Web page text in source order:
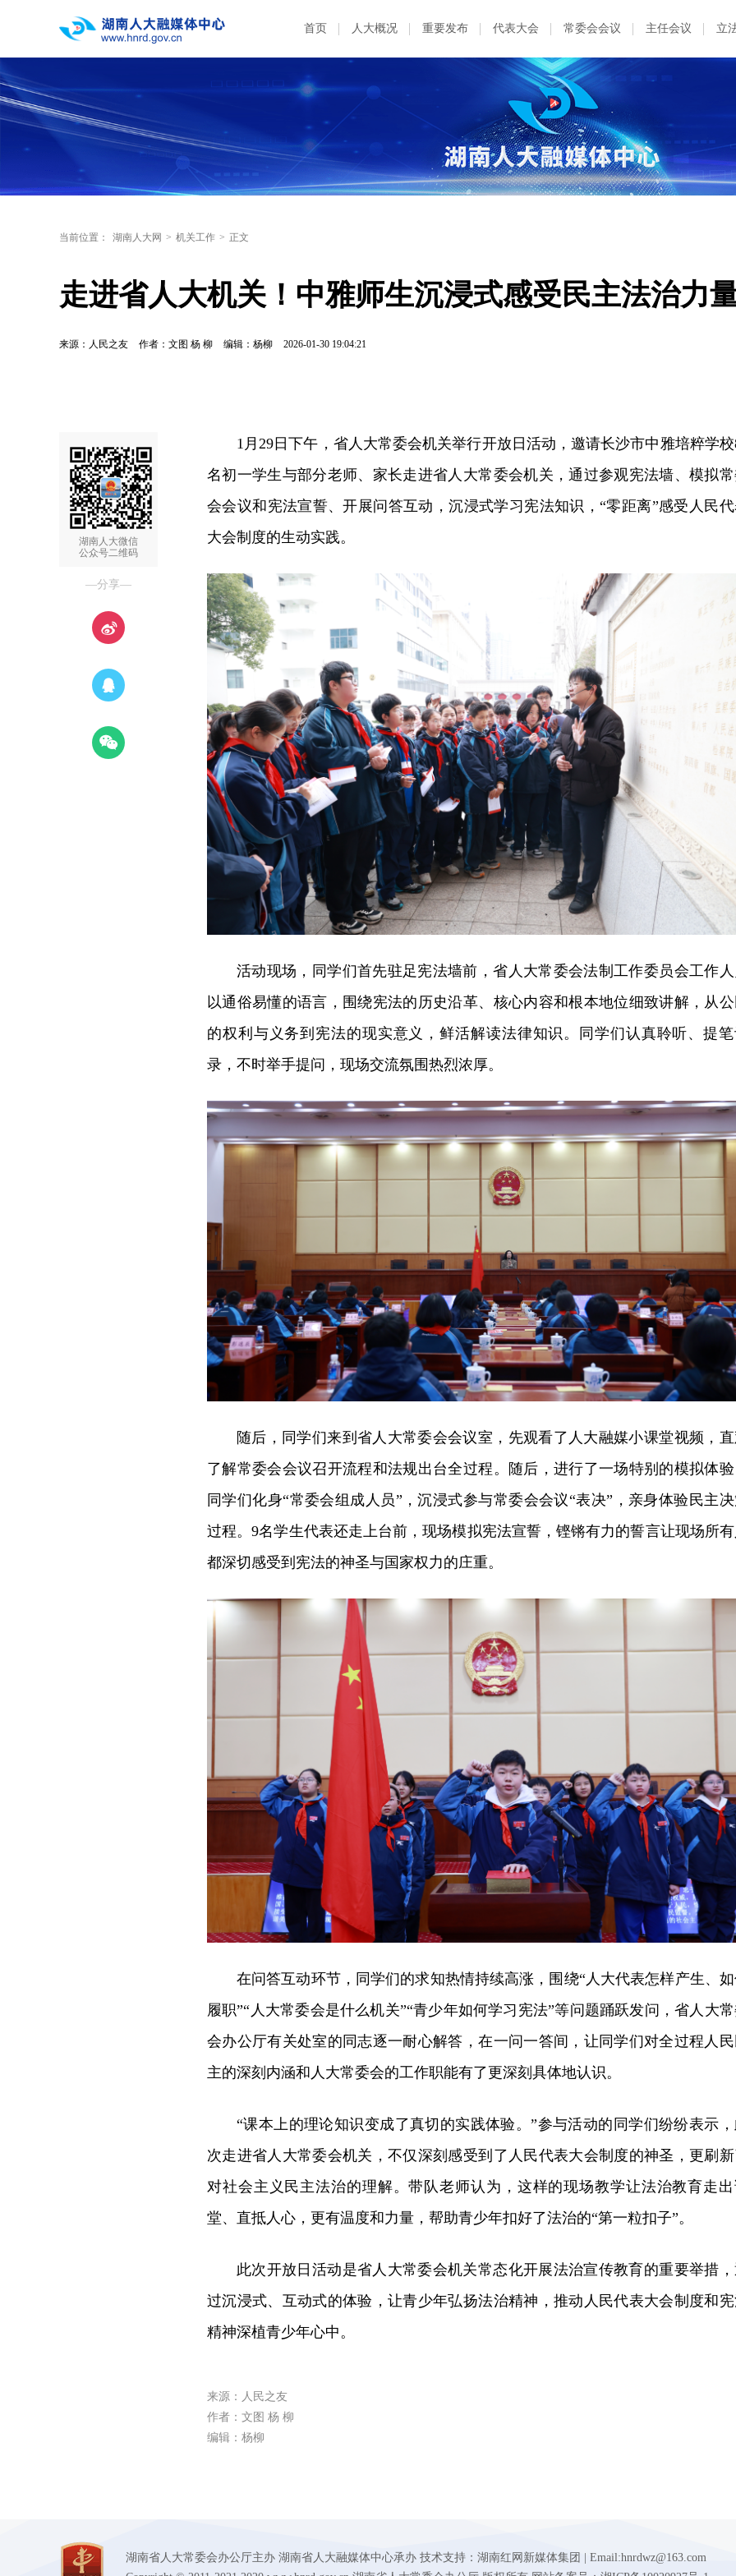
首页 人大概况 重要发布 代表大会 常委会会议 主任会议 立
当前位置： 湖南人大网 > 机关工作 > 正文
走进省人大机关！中雅师生沉浸式感受民主法治力
来源：人民之友 作者：文图 杨 柳 编辑：杨柳 2026-01-30 19:04:21
湖南人大微信
公众号二维码
—分享—
1月29日下午，省人大常委会机关举行开放日活动，邀请长沙市中雅培粹学校
名初一学生与部分老师、家长走进省人大常委会机关，通过参观宪法墙、模拟
会会议和宪法宣誓、开展问答互动，沉浸式学习宪法知识，“零距离”感受人民
大会制度的生动实践。
活动现场，同学们首先驻足宪法墙前，省人大常委会法制工作委员会工作
以通俗易懂的语言，围绕宪法的历史沿革、核心内容和根本地位细致讲解，从
的权利与义务到宪法的现实意义，鲜活解读法律知识。同学们认真聆听、提
录，不时举手提问，现场交流氛围热烈浓厚。
随后，同学们来到省人大常委会会议室，先观看了人大融媒小课堂视频，
了解常委会会议召开流程和法规出台全过程。随后，进行了一场特别的模拟体
同学们化身“常委会组成人员”，沉浸式参与常委会会议“表决”，亲身体验民主
过程。9名学生代表还走上台前，现场模拟宪法宣誓，铿锵有力的誓言让现场所
都深切感受到宪法的神圣与国家权力的庄重。
在问答互动环节，同学们的求知热情持续高涨，围绕“人大代表怎样产生、
履职”“人大常委会是什么机关”“青少年如何学习宪法”等问题踊跃发问，省人大
会办公厅有关处室的同志逐一耐心解答，在一问一答间，让同学们对全过程人
主的深刻内涵和人大常委会的工作职能有了更深刻具体地认识。
“课本上的理论知识变成了真切的实践体验。”参与活动的同学们纷纷表示
次走进省人大常委会机关，不仅深刻感受到了人民代表大会制度的神圣，更刷
对社会主义民主法治的理解。带队老师认为，这样的现场教学让法治教育走
堂、直抵人心，更有温度和力量，帮助青少年扣好了法治的“第一粒扣子”。
此次开放日活动是省人大常委会机关常态化开展法治宣传教育的重要举措
过沉浸式、互动式的体验，让青少年弘扬法治精神，推动人民代表大会制度和
精神深植青少年心中。
来源：人民之友
作者：文图 杨 柳
编辑：杨柳
湖南省人大常委会办公厅主办 湖南省人大融媒体中心承办 技术支持：湖南红网新媒体集团 | Email:hnrdwz@163.com